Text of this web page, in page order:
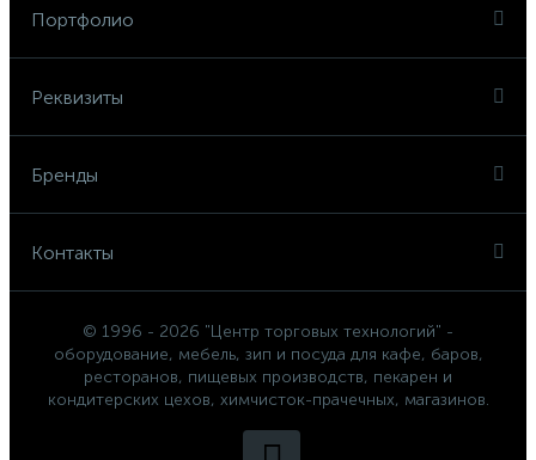
Портфолио
Реквизиты
Бренды
Контакты
© 1996 - 2026 "Центр торговых технологий" -
оборудование, мебель, зип и посуда для кафе, баров,
ресторанов, пищевых производств, пекарен и
кондитерских цехов, химчисток-прачечных, магазинов.